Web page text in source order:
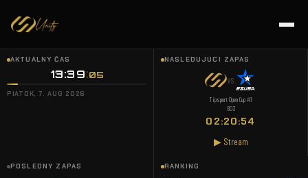
AKTUÁLNY ČAS
13:39:06
PIATOK, 7. AUG 2026
NASLEDUJÚCI ZÁPAS
VS
Tipsport Open Cup #1
BO3
02:20:53
▶ Stream
POSLEDNÝ ZÁPAS RANKING